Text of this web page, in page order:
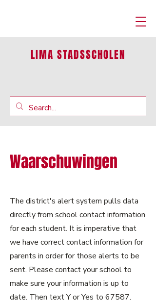
LIMA STADSSCHOLEN
Waarschuwingen
The district's alert system pulls data
directly from school contact information
for each student. It is imperative that
we have correct contact information for
parents in order for those alerts to be
sent. Please contact your school to
make sure your information is up to
date. Then text Y or Yes to 67587.